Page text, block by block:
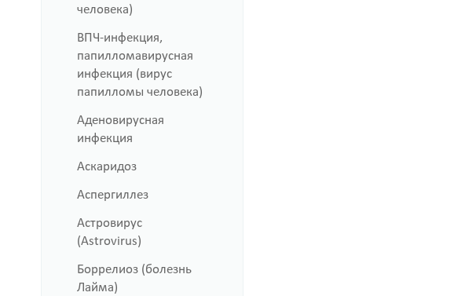
человека)
ВПЧ-инфекция,
папилломавирусная
инфекция (вирус
папилломы человека)
Аденовирусная
инфекция
Аскаридоз
Аспергиллез
Астровирус
(Astrovirus)
Боррелиоз (болезнь
Лайма)